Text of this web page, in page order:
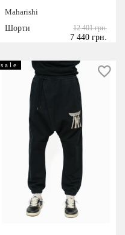
Maharishi
Шорти
12 401 грн.
7 440 грн.
s a l e